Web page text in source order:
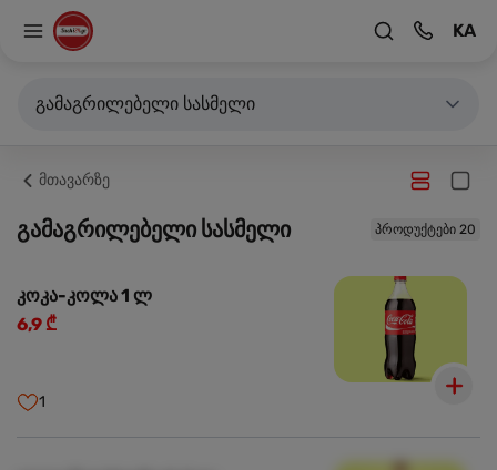
KA
გამაგრილებელი სასმელი
მთავარზე
გამაგრილებელი სასმელი პროდუქტები 20
კოკა-კოლა 1 ლ
6,9 ₾
1